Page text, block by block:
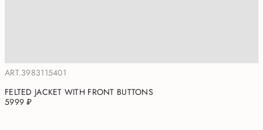
ART.3983115401
FELTED JACKET WITH FRONT BUTTONS
5999 ₽